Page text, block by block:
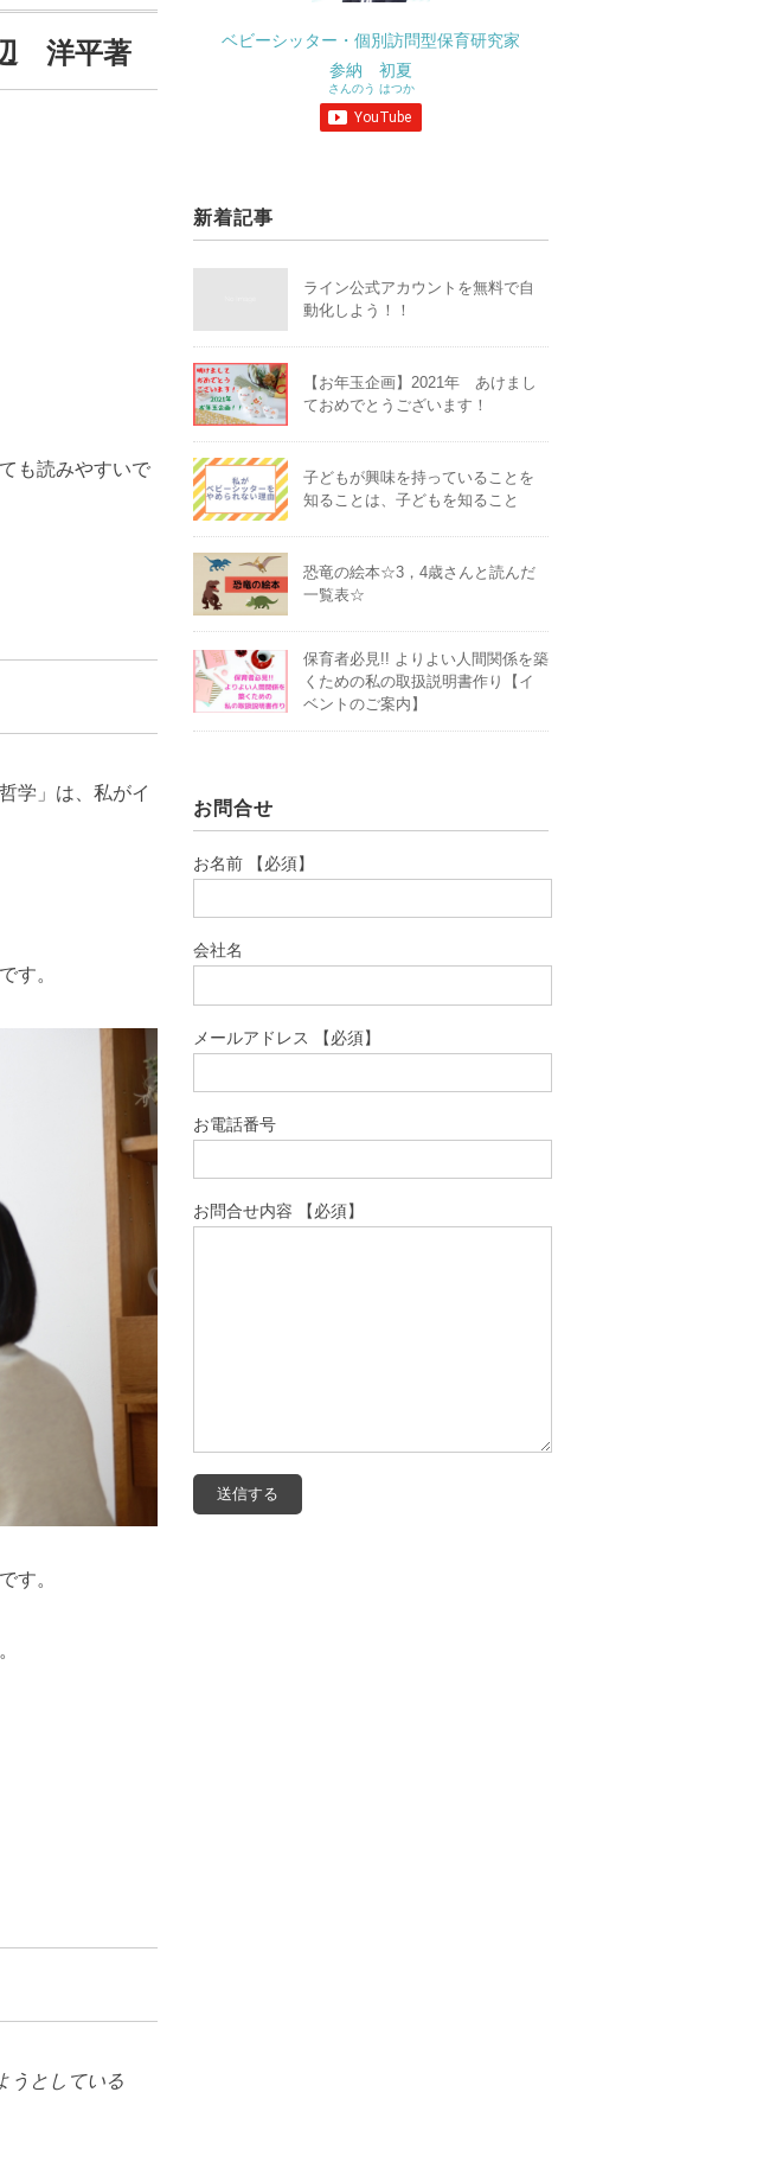
洋平著
も読みやすいで
学」は、私がイ
す。
す。
うとしている
ベビーシッター・個別訪問型保育研究家
参納 初夏
さんのう はつか
新着記事
ライン公式アカウントを無料で自
動化しよう！！
【お年玉企画】2021年 あけまし
ておめでとうございます！
子どもが興味を持っていることを
知ることは、子どもを知ること
恐竜の絵本☆3，4歳さんと読んだ
一覧表☆
保育者必見!! よりよい人間関係を築
くための私の取扱説明書作り【イ
ベントのご案内】
お問合せ
お名前 【必須】
会社名
メールアドレス 【必須】
お電話番号
お問合せ内容 【必須】